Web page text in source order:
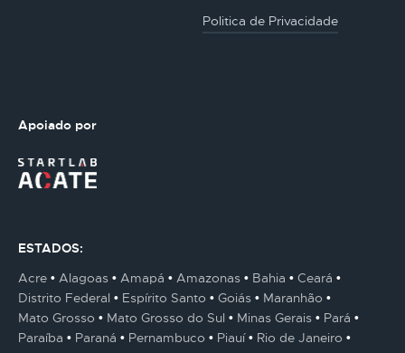
Politica de Privacidade
Apoiado por
ESTADOS:
Acre
Alagoas Amapá Amazonas Bahia
Ceará
Distrito Federal
Espírito Santo Goiás
Maranhão
Mato Grosso
Mato Grosso do Sul Minas Gerais
Pará
Paraíba
Paraná Pernambuco Piauí
Rio de Janeiro